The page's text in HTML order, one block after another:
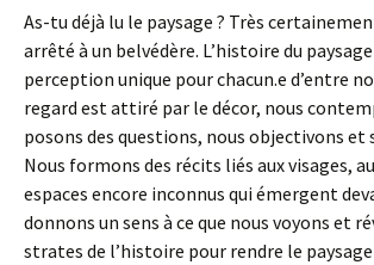
As-tu déjà lu le paysage ? Très
arrêté à un belvédère. L’histoire du
perception unique pour chacun.e d’entre
regard est attiré par le décor, nous
posons des questions, nous objectivons et
Nous formons des récits liés aux visages,
espaces encore inconnus qui émergent
donnons un sens à ce que nous voyons et
strates de l’histoire pour rendre le